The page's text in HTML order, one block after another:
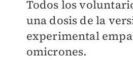
Todos los
una dosis de la
experimental
omicrones.